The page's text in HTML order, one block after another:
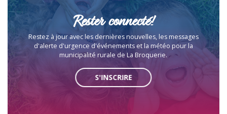
Rester connecté!
Restez à jour avec les dernières nouvelles, les messages
d'alerte d'urgence d'événements et la météo pour la
municipalité rurale de La Broquerie.
S'INSCRIRE